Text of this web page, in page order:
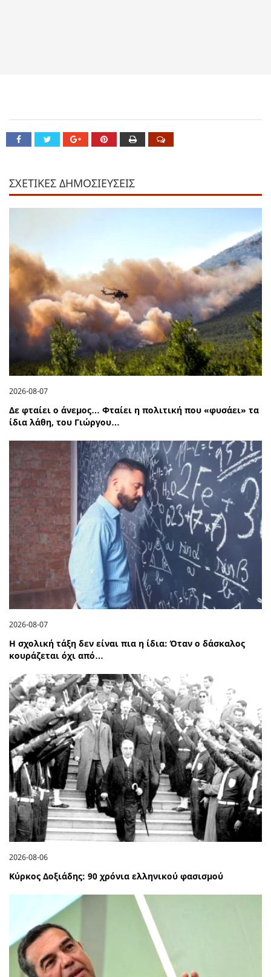
ΣΧΕΤΙΚΕΣ ΔΗΜΟΣΙΕΥΣΕΙΣ
2026-08-07
Δε φταίει ο άνεμος… Φταίει η πολιτική που «φυσάει» τα
ίδια λάθη, του Γιώργου…
2026-08-07
Η σχολική τάξη δεν είναι πια η ίδια: Όταν ο δάσκαλος
κουράζεται όχι από…
2026-08-06
Κύρκος Δοξιάδης: 90 χρόνια ελληνικού φασισμού